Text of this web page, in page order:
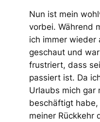
Nun ist mein
vorbei. Während
ich immer wieder
geschaut und
frustriert, dass
passiert ist. Da
Urlaubs mich gar
beschäftigt
meiner Rückkehr